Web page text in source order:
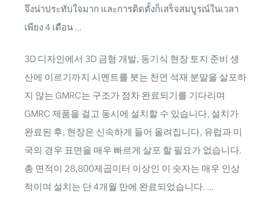
จึงน่าประทับใจมาก และการติดตั้งก็เสร็จสมบูรณ์ในเวลา
เพียง 4 เดือน …
3D 디자인에서 3D 금형 개발, 동기식 현장 토지 준비 생
산에 이르기까지 시멘트를 붓는 천연 석재 분말을 살포하
지 않는 GMRC는 구조가 점차 완료되기를 기다리며
GMRC 제품을 걸고 동시에 설치할 수 있습니다, 설치가
완료된 후, 현장은 신속하게 들어 올려집니다, 유럽과 미
국의 경우 표면을 매우 빠르게 살포 할 필요가 없습니다.
총 면적이 28,800제곱미터 이상인 이 숫자는 매우 인상
적이며 설치는 단 4개월 만에 완료되었습니다. …